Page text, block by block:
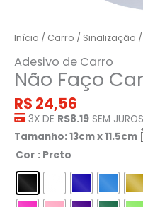
Início / Carro / Sinalização
Adesivo de Carro
Não Faço
R$ 24,56
3X DE R$8.19 SEM JUROS
Tamanho: 13cm x 11.5cm
Cor : Preto